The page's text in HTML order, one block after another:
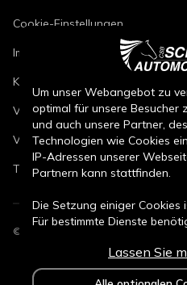
Cookie-Einstellungen
Impressum
Kfz-Reparaturbedingungen
Verkaufsbedingungen
Verkaufsbedingungen
Teileverkaufsbedingungen
© CSB Schimmel Automobile
Um unser Webangebot zu
optimal für unsere Besucher
und auch unsere Partner,
Technologien wie Cookies
IP-Adressen unserer
Partnern kann stattfinden.
Die Setzung einiger
Für bestimmte Dienste
Durch den Klick auf „Alle
Sie (jederzeit für die
Lassen Sie